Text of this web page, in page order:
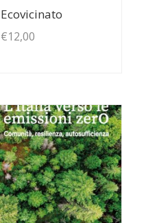
View Details
Ecovicinato
€12,00